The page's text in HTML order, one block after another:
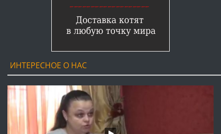
ИНТЕРЕСНОЕ О НАС